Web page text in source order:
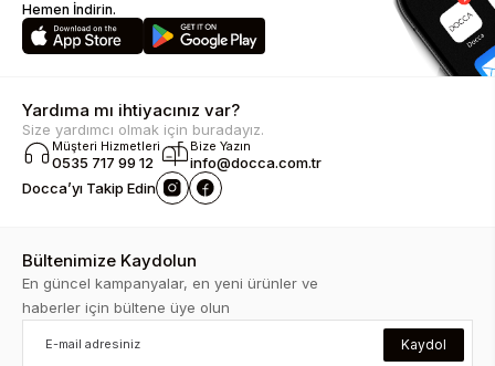
Hemen İndirin.
Yardıma mı ihtiyacınız var?
Size yardımcı olmak için buradayız.
Müşteri Hizmetleri
0535 717 99 12
Bize Yazın
info@docca.com.tr
Docca’yı Takip Edin
Bültenimize Kaydolun
En güncel kampanyalar, en yeni ürünler ve
haberler için bültene üye olun
Kaydol